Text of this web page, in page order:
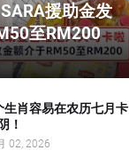
援助金发
至RM200
生肖容易在农历七月卡
！
02, 2026